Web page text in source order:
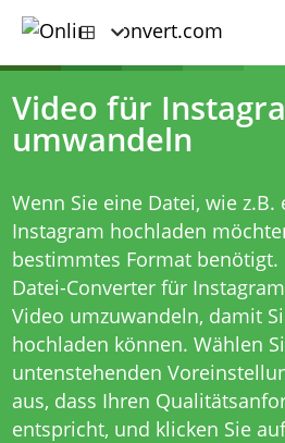
Video für
umwandeln
Wenn Sie eine Datei, wie z.B.
Instagram hochladen
bestimmtes Format
Datei-Converter für
Video umzuwandeln, damit
hochladen können. Wählen
untenstehenden
aus, dass Ihren
entspricht, und klicken Sie